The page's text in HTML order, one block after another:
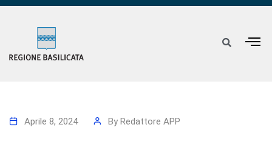
Aprile 8, 2024 By Redattore APP